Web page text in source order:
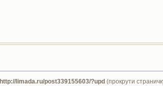
http://limada.ru/post339155603/?upd (прокрути